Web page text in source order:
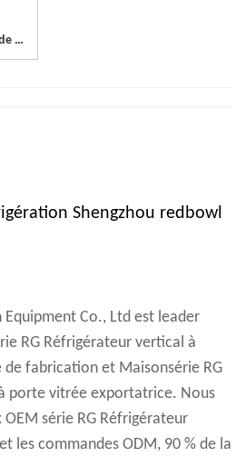
Refroidisseur d'affichage de porte en verre colorbond à 3 portes
Shengzhou redbowl
Co., Ltd est leader
RG Réfrigérateur vertical à
de fabrication et Maisonsérie RG
porte vitrée exportatrice. Nous
série RG Réfrigérateur
les commandes ODM, 90 % de la